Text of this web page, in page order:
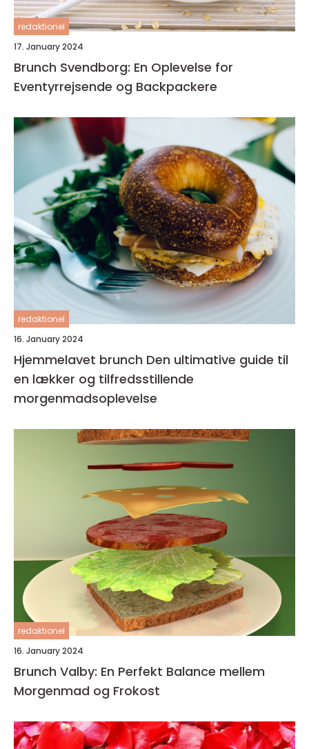
redaktionel
17. January 2024
Brunch Svendborg: En Oplevelse for
Eventyrrejsende og Backpackere
redaktionel
16. January 2024
Hjemmelavet brunch Den ultimative guide til
en lækker og tilfredsstillende
morgenmadsoplevelse
redaktionel
16. January 2024
Brunch Valby: En Perfekt Balance mellem
Morgenmad og Frokost